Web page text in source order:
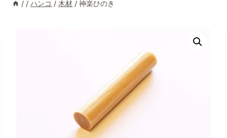
/ / ハンコ / 木材 / 神楽ひのき